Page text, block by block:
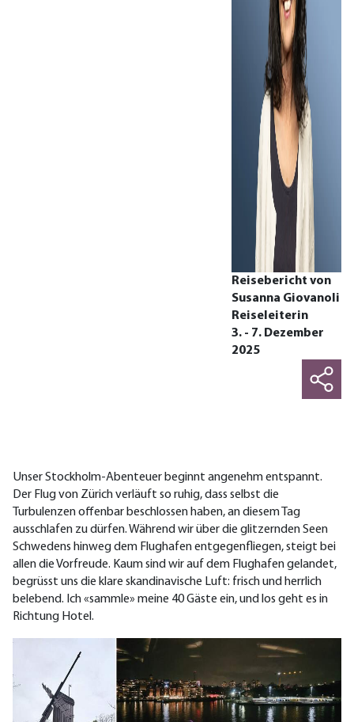
Reisebericht von
Susanna Giovanoli
Reiseleiterin
3. - 7. Dezember
2025
Unser Stockholm-Abenteuer beginnt angenehm entspannt.
Der Flug von Zürich verläuft so ruhig, dass selbst die
Turbulenzen offenbar beschlossen haben, an diesem Tag
ausschlafen zu dürfen. Während wir über die glitzernden Seen
Schwedens hinweg dem Flughafen entgegenfliegen, steigt bei
allen die Vorfreude. Kaum sind wir auf dem Flughafen gelandet,
begrüsst uns die klare skandinavische Luft: frisch und herrlich
belebend. Ich «sammle» meine 40 Gäste ein, und los geht es in
Richtung Hotel.